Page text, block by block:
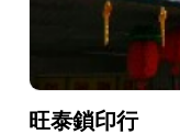
旺泰鎖印行